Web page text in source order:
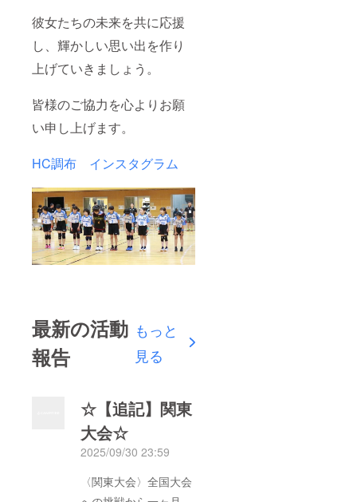
彼女たちの未来を共に応援
し、輝かしい思い出を作り
上げていきましょう。
皆様のご協力を心よりお願
い申し上げます。
HC調布 インスタグラム
最新の活動
報告
もっと
見る
☆【追記】関東
大会☆
2025/09/30 23:59
〈関東大会〉全国大会